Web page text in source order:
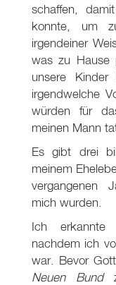
schaffen,
konnte, um
irgendeiner
was zu Hause
unsere
irgendwelche
würden für
meinen Mann
Es gibt drei
meinem
vergangenen
mich wurden.
Ich erkannte
nachdem ich
war. Bevor
Neuen Bund